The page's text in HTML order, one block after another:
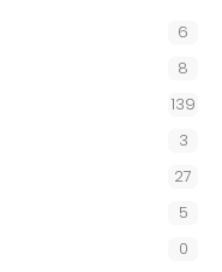
6
8
139
3
27
5
0